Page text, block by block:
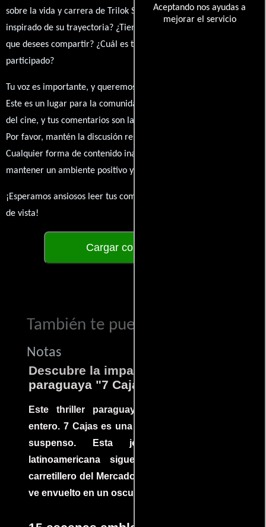
Aceptando nos ayudas a
mejorar el servicio
sobre la vida y carrera de Trilok Singh Kachhawa. ¿Qué te ha
inspirado de su trayectoria? ¿Tienes alguna anécdota personal
que desees compartir? ¿Cuál es tu película favorita en la que ha
participado?
Tu voz es importante, y queremos escuchar tus pensamientos.
Este es un lugar para la comunidad de admiradores y amantes
del cine, y tus comentarios son la esencia de esta conversación.
Por favor, mantén la discusión respetuosa y constructiva.
Cualquier forma de contenido inapropiado será eliminado para
mantener un ambiente positivo y enriquecedor para todos.
¡Esperamos ansiosos leer tus comentarios y conocer tus puntos
de vista!
Cargar comentarios
También te puede interesar...
Notas
Descubre la impactante película
paraguaya "7 Cajas"
Este thriller paraguayo cautivó al mundo
entero. 7 Cajas es una explosión de acción y
suspenso. Esta joya cinematográfica
latinoamericana sigue la historia de un
carretillero del Mercado 4 de Asunción que se
ve envuelto en un oscuro mundo de crimen